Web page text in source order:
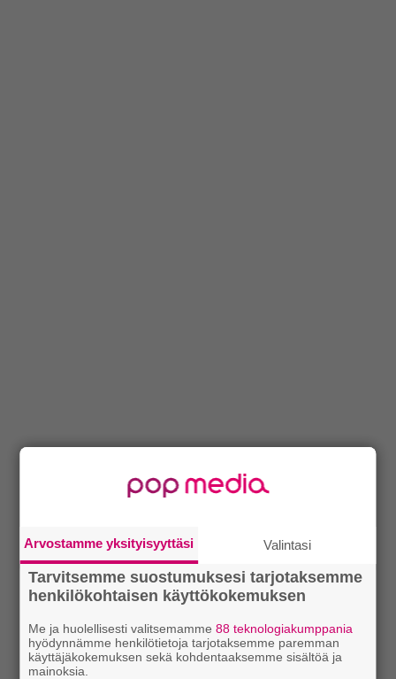
Arvostamme yksityisyyttäsi Valintasi
Tarvitsemme suostumuksesi tarjotaksemme
henkilökohtaisen käyttökokemuksen
Me ja huolellisesti valitsemamme88 teknologiakumppania
hyödynnämme henkilötietoja tarjotaksemme paremman
käyttäjäkokemuksen sekä kohdentaaksemme sisältöä ja
mainoksia.